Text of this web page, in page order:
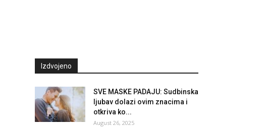
Izdvojeno
SVE MASKE PADAJU: Sudbinska
ljubav dolazi ovim znacima i
otkriva ko...
August 26, 2025